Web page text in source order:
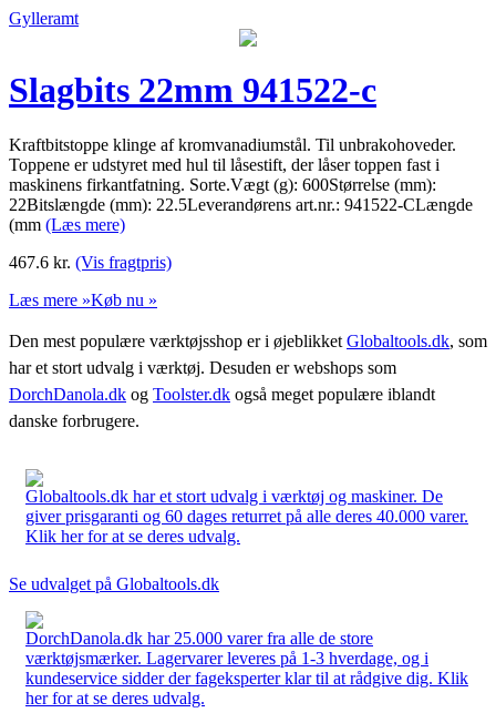
Gylleramt
Slagbits 22mm 941522-c
Kraftbitstoppe klinge af kromvanadiumstål. Til unbrakohoveder.
Toppene er udstyret med hul til låsestift, der låser toppen fast i
maskinens firkantfatning. Sorte.Vægt (g): 600Størrelse (mm):
22Bitslængde (mm): 22.5Leverandørens art.nr.: 941522-CLængde
(mm (Læs mere)
467.6 kr. (Vis fragtpris)
Læs mere »Køb nu »
Den mest populære værktøjsshop er i øjeblikket Globaltools.dk, som
har et stort udvalg i værktøj. Desuden er webshops som
DorchDanola.dk og Toolster.dk også meget populære iblandt
danske forbrugere.
Globaltools.dk har et stort udvalg i værktøj og maskiner. De
giver prisgaranti og 60 dages returret på alle deres 40.000 varer.
Klik her for at se deres udvalg.
Se udvalget på Globaltools.dk
DorchDanola.dk har 25.000 varer fra alle de store
værktøjsmærker. Lagervarer leveres på 1-3 hverdage, og i
kundeservice sidder der fageksperter klar til at rådgive dig. Klik
her for at se deres udvalg.